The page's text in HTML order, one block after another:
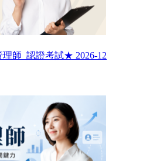
師_認證考試★ 2026-12